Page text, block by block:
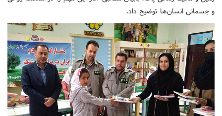
و جسمانی انسان‌ها توضیح داد.